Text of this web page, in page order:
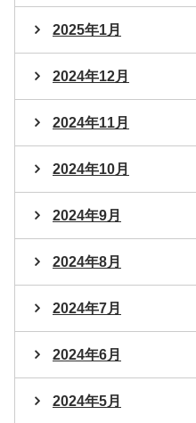
2025年1月
2024年12月
2024年11月
2024年10月
2024年9月
2024年8月
2024年7月
2024年6月
2024年5月